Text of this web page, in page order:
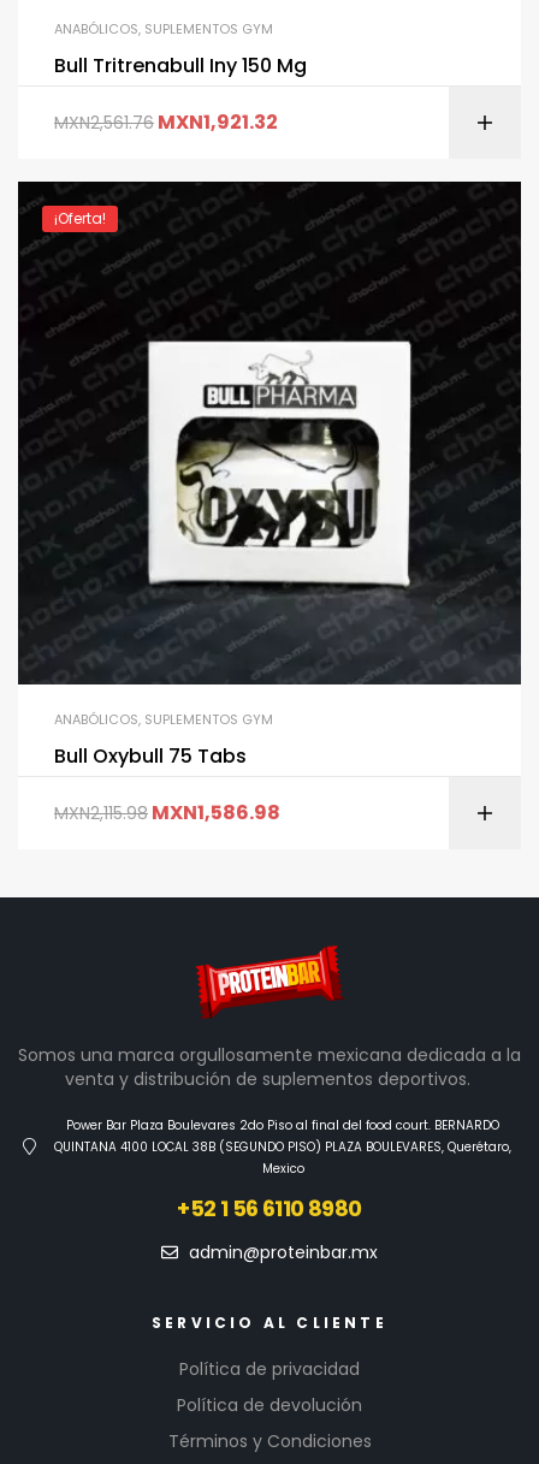
ANABÓLICOS, SUPLEMENTOS GYM
Bull Tritrenabull Iny 150 Mg
MXN2,561.76 MXN1,921.32
¡Oferta!
ANABÓLICOS, SUPLEMENTOS GYM
Bull Oxybull 75 Tabs
MXN2,115.98 MXN1,586.98
Somos una marca orgullosamente mexicana dedicada a la
venta y distribución de suplementos deportivos.
Power Bar Plaza Boulevares 2do Piso al final del food court. BERNARDO
QUINTANA 4100 LOCAL 38B (SEGUNDO PISO) PLAZA BOULEVARES, Querétaro,
Mexico
+52 1 56 6110 8980
admin@proteinbar.mx
SERVICIO AL CLIENTE
Política de privacidad
Política de devolución
Términos y Condiciones